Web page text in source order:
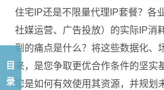
住宅IP还是不限量代理IP套餐？各
社媒运营、广告投放）的实际IP消
到的痛点是什么？将这些数据化、
来，是您争取更优合作条件的坚实
您是如何有效使用其资源，并规划
目
录